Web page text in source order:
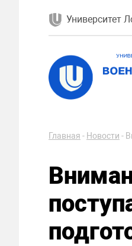
Университет
Главная - Новости -